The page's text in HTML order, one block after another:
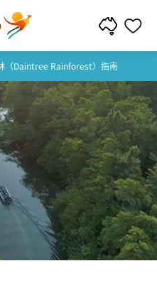
（Daintree Rainforest）指南